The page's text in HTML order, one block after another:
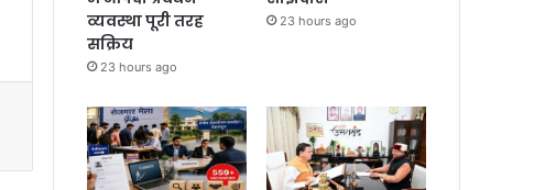
व्यवस्था पूरी तरह
सक्रिय
23 hours ago
23 hours ago